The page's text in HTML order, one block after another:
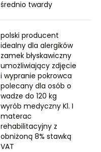
średnio twardy
polski producent
idealny dla alergików
zamek błyskawiczny
umożliwiający zdjęcie
i wypranie pokrowca
polecany dla osób o
wadze do 120 kg
wyrób medyczny Kl. I
materac
rehabilitacyjny z
obniżoną 8% stawką
VAT